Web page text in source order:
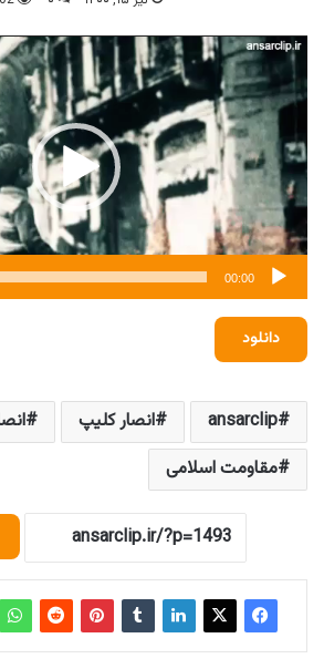
نمایشگر
ویدیو
00:00
دانلود
ansarclip انصار کلیپ
مقاومت اسلامی